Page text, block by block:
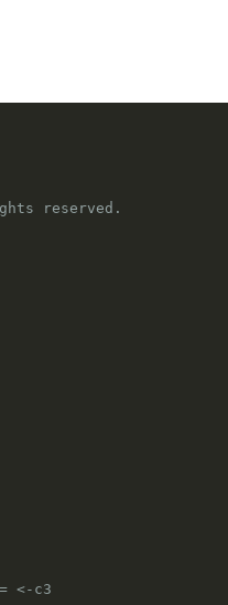
reserved.
<-c3